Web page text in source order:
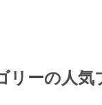
リーの人気